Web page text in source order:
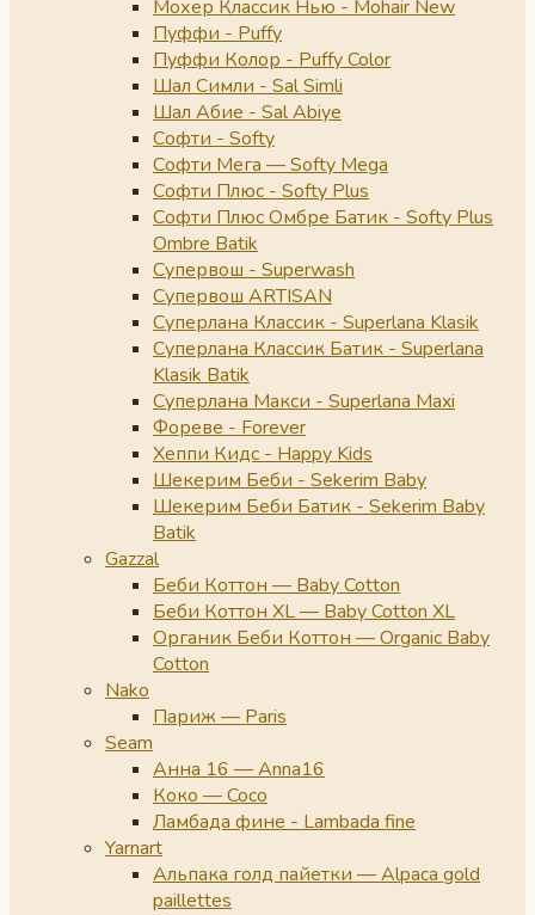
Мохер Классик Нью - Mohair New
Пуффи - Puffy
Пуффи Колор - Puffy Color
Шал Симли - Sal Simli
Шал Абие - Sal Abiye
Софти - Softy
Софти Мега — Softy Mega
Софти Плюс - Softy Plus
Софти Плюс Омбре Батик - Softy Plus
Ombre Batik
Супервош - Superwash
Супервош ARTISAN
Суперлана Классик - Superlana Klasik
Суперлана Классик Батик - Superlana
Klasik Batik
Суперлана Макси - Superlana Maxi
Фореве - Forever
Хеппи Кидс - Happy Kids
Шекерим Беби - Sekerim Baby
Шекерим Беби Батик - Sekerim Baby
Batik
Gazzal
Беби Коттон — Baby Cotton
Беби Коттон XL — Baby Cotton XL
Органик Беби Коттон — Organic Baby
Cotton
Nako
Париж — Paris
Seam
Анна 16 — Anna16
Коко — Coco
Ламбада фине - Lambada fine
Yarnart
Альпака голд пайетки — Alpaca gold
paillettes